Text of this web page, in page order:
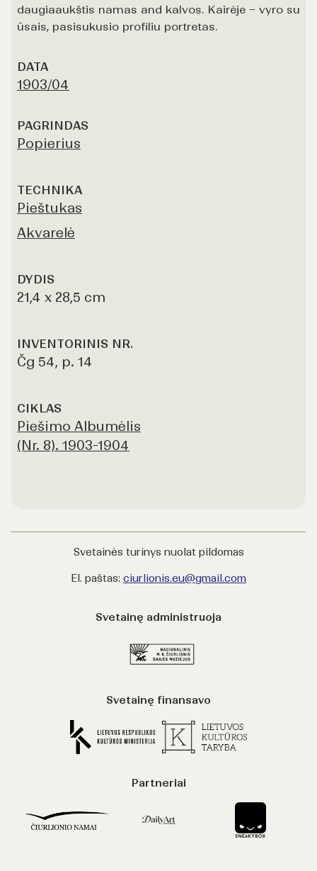
daugiaaukštis namas and kalvos. Kairėje – vyro su
ūsais, pasisukusio profiliu portretas.
DATA
1903/04
PAGRINDAS
Popierius
TECHNIKA
Pieštukas
Akvarelė
DYDIS
21,4 x 28,5 cm
INVENTORINIS NR.
Čg 54, p. 14
CIKLAS
Piešimo Albumėlis
(Nr. 8). 1903-1904
Svetainės turinys nuolat pildomas
El. paštas: ciurlionis.eu@gmail.com
Svetainę administruoja
Svetainę finansavo
Partneriai